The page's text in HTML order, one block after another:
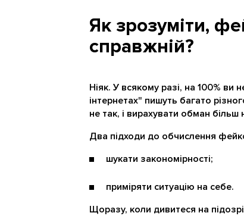
Як зрозуміти,
справжній?
Ніяк. У всякому разі, на 100% ви
інтернетах" пишуть багато
не так, і вирахувати обман більш
Два підходи до обчислення
шукати закономірності;
приміряти ситуацію на себе.
Щоразу, коли дивитеся на